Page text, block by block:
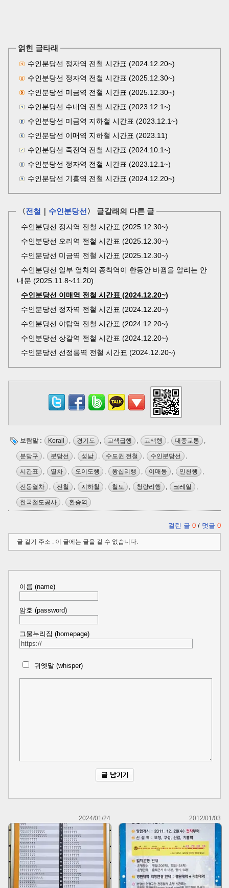
얽힌 글타래
수인분당선 정자역 전철 시간표 (2024.12.20~)
수인분당선 정자역 전철 시간표 (2025.12.30~)
수인분당선 미금역 전철 시간표 (2025.12.30~)
수인분당선 수내역 전철 시간표 (2023.12.1~)
수인분당선 미금역 지하철 시간표 (2023.12.1~)
수인분당선 이매역 지하철 시간표 (2023.11)
수인분당선 죽전역 전철 시간표 (2024.10.1~)
수인분당선 정자역 전철 시간표 (2023.12.1~)
수인분당선 기흥역 전철 시간표 (2024.12.20~)
〈전철 수인분당선 〉 글갈래의 다른 글
수인분당선 정자역 전철 시간표 (2025.12.30~)
수인분당선 오리역 전철 시간표 (2025.12.30~)
수인분당선 미금역 전철 시간표 (2025.12.30~)
수인분당선 일부 열차의 종착역이 한동안 바뀜을 알리는 안
내문 (2025.11.8~11.20)
수인분당선 이매역 전철 시간표 (2024.12.20~)
수인분당선 정자역 전철 시간표 (2024.12.20~)
수인분당선 야탑역 전철 시간표 (2024.12.20~)
수인분당선 상갈역 전철 시간표 (2024.12.20~)
수인분당선 선정릉역 전철 시간표 (2024.12.20~)
보람말 : Korail 경기도 고색급행 고색행 대중교통
분당구 분당선 성남 수도권 전철 수인분당선
시간표 열차 오이도행 왕십리행 이매동 인천행
전동열차 전철 지하철 철도 청량리행 코레일
한국철도공사 환승역
걸린 글 0 / 덧글 0
글 걸기 주소 : 이 글에는 글을 걸 수 없습니다.
이름 (name)
암호 (password)
그물누리집 (homepage)
귀엣말 (whisper)
2024/01/24 2012/01/03